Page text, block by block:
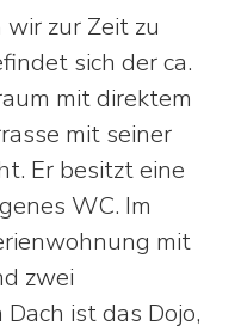
wir zur Zeit zu
sich der ca.
mit direktem
mit seiner
Er besitzt eine
WC. Im
mit
zwei
ist das Dojo,